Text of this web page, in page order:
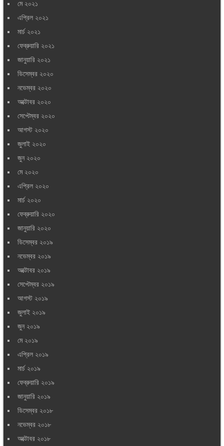
মে ২০২১
এপ্রিল ২০২১
মার্চ ২০২১
ফেব্রুয়ারি ২০২১
জানুয়ারি ২০২১
ডিসেম্বর ২০২০
নভেম্বর ২০২০
অক্টোবর ২০২০
সেপ্টেম্বর ২০২০
আগস্ট ২০২০
জুলাই ২০২০
জুন ২০২০
মে ২০২০
এপ্রিল ২০২০
মার্চ ২০২০
ফেব্রুয়ারি ২০২০
জানুয়ারি ২০২০
ডিসেম্বর ২০১৯
নভেম্বর ২০১৯
অক্টোবর ২০১৯
সেপ্টেম্বর ২০১৯
আগস্ট ২০১৯
জুলাই ২০১৯
জুন ২০১৯
মে ২০১৯
এপ্রিল ২০১৯
মার্চ ২০১৯
ফেব্রুয়ারি ২০১৯
জানুয়ারি ২০১৯
ডিসেম্বর ২০১৮
নভেম্বর ২০১৮
অক্টোবর ২০১৮